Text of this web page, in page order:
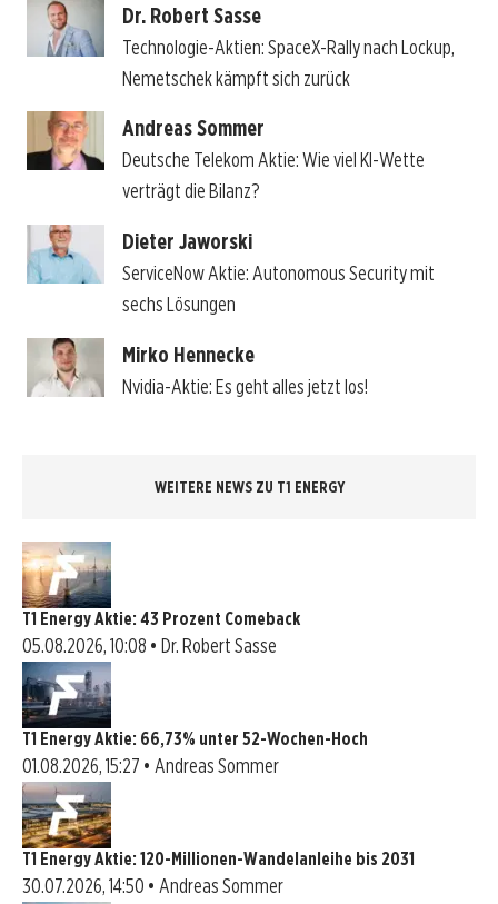
Dr. Robert Sasse
Technologie-Aktien: SpaceX-Rally nach Lockup,
Nemetschek kämpft sich zurück
Andreas Sommer
Deutsche Telekom Aktie: Wie viel KI-Wette
verträgt die Bilanz?
Dieter Jaworski
ServiceNow Aktie: Autonomous Security mit
sechs Lösungen
Mirko Hennecke
Nvidia-Aktie: Es geht alles jetzt los!
WEITERE NEWS ZU T1 ENERGY
T1 Energy Aktie: 43 Prozent Comeback
05.08.2026, 10:08 • Dr. Robert Sasse
T1 Energy Aktie: 66,73% unter 52-Wochen-Hoch
01.08.2026, 15:27 • Andreas Sommer
T1 Energy Aktie: 120-Millionen-Wandelanleihe bis 2031
30.07.2026, 14:50 • Andreas Sommer